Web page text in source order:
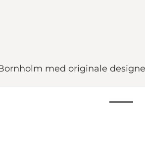
med originale